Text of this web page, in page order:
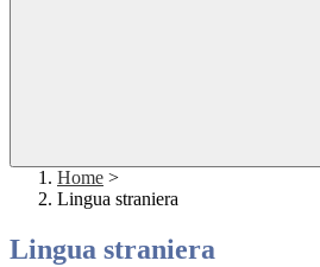
Home >
Lingua straniera
Lingua straniera